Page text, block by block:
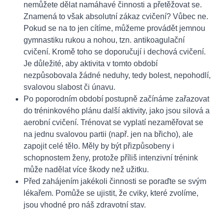
nemůžete dělat namáhavé činnosti a přetěžovat se.
Znamená to však absolutní zákaz cvičení? Vůbec ne.
Pokud se na to jen cítíme, můžeme provádět jemnou
gymnastiku rukou a nohou, tzn. antikoagulační
cvičení. Kromě toho se doporučují i dechová cvičení.
Je důležité, aby aktivita v tomto období
nezpůsobovala žádné neduhy, tedy bolest, nepohodlí,
svalovou slabost či únavu.
Po poporodním období postupně začínáme zařazovat
do tréninkového plánu další aktivity, jako jsou silová a
aerobní cvičení. Trénovat se vyplatí nezaměřovat se
na jednu svalovou partii (např. jen na břicho), ale
zapojit celé tělo. Měly by být přizpůsobeny i
schopnostem ženy, protože příliš intenzivní trénink
může nadělat více škody než užitku.
Před zahájením jakékoli činnosti se poraďte se svým
lékařem. Pomůže se ujistit, že cviky, které zvolíme,
jsou vhodné pro náš zdravotní stav.